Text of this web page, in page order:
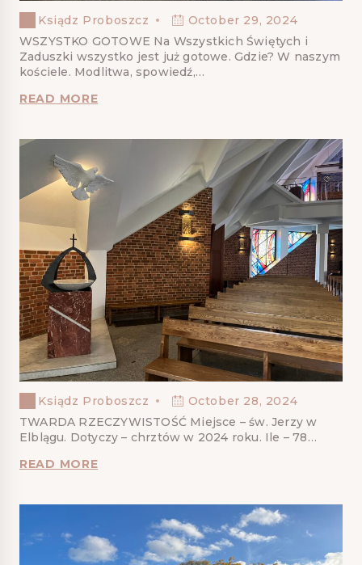
Ksiądz Proboszcz
October 29, 2024
WSZYSTKO GOTOWE Na Wszystkich Świętych i
Zaduszki wszystko jest już gotowe. Gdzie? W naszym
kościele. Modlitwa, spowiedź,…
READ MORE
Ksiądz Proboszcz
October 28, 2024
TWARDA RZECZYWISTOŚĆ Miejsce – św. Jerzy w
Elblągu. Dotyczy – chrztów w 2024 roku. Ile – 78…
READ MORE